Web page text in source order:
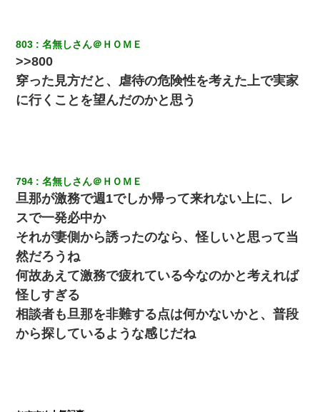
803 名無しさん＠ＨＯＭＥ
>>800
穿った見方だと、虐待の危険性を考えた上で実家
に行くことを望んだのかと思う
794 名無しさん＠ＨＯＭＥ
旦那が激務で週1でしか帰って来れない上に、レ
スで一発必中か
それが妻側から誘ったのなら、怪しいと思って当
然だろうね
何故あえて激務で疲れている今なのかと考えれば
怪しすぎる
相談者も旦那を非難する点は何かないかと、普段
から探しているような感じだね